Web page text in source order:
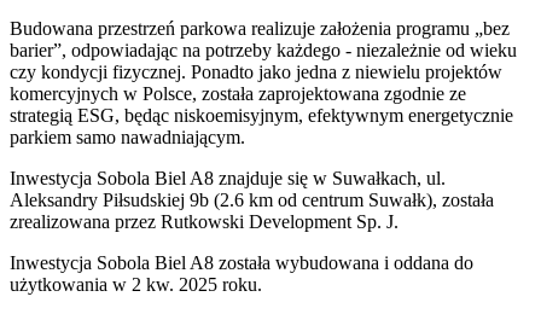
Budowana przestrzeń parkowa realizuje założenia programu „bez
barier”, odpowiadając na potrzeby każdego - niezależnie od wieku
czy kondycji fizycznej. Ponadto jako jedna z niewielu projektów
komercyjnych w Polsce, została zaprojektowana zgodnie ze
strategią ESG, będąc niskoemisyjnym, efektywnym energetycznie
parkiem samo nawadniającym.
Inwestycja Sobola Biel A8 znajduje się w Suwałkach, ul.
Aleksandry Piłsudskiej 9b (2.6 km od centrum Suwałk), została
zrealizowana przez Rutkowski Development Sp. J.
Inwestycja Sobola Biel A8 została wybudowana i oddana do
użytkowania w 2 kw. 2025 roku.